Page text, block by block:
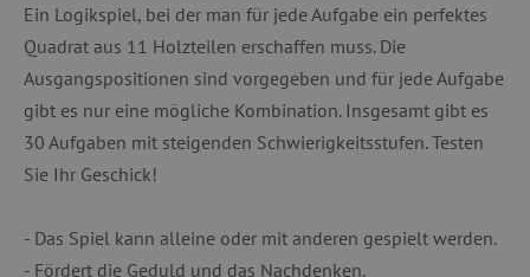
Ein Logikspiel, bei der man für jede Aufgabe ein perfektes
Quadrat aus 11 Holzteilen erschaffen muss. Die
Ausgangspositionen sind vorgegeben und für jede Aufgabe
gibt es nur eine mögliche Kombination. Insgesamt gibt es
30 Aufgaben mit steigenden Schwierigkeitsstufen. Testen
Sie Ihr Geschick!
- Das Spiel kann alleine oder mit anderen gespielt werden.
- Fördert die Geduld und das Nachdenken.